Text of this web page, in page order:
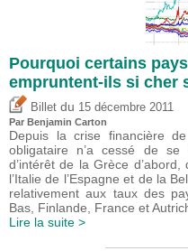
Pourquoi certains
empruntent-ils si cher
Billet du 15 décembre 2011
Par Benjamin Carton
Depuis la crise financière
obligataire n’a cessé de
d’intérêt de la Grèce
l’Italie de l’Espagne et de la
relativement aux taux des
Bas, Finlande, France et
Lire la suite >